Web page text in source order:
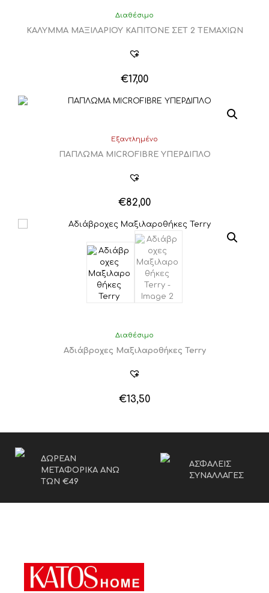
Διαθέσιμο
ΚΑΛΥΜΜΑ ΜΑΞΙΛΑΡΙΟΥ ΚΑΠΙΤΟΝΕ ΣΕΤ 2 ΤΕΜΑΧΙΩΝ
€17,00
Εξαντλημένο
ΠΑΠΛΩΜΑ MICROFIBRE ΥΠΕΡΔΙΠΛΟ
€82,00
Διαθέσιμο
Αδιάβροχες Μαξιλαροθήκες Terry
€13,50
ΔΩΡΕΑΝ
ΜΕΤΑΦΟΡΙΚΑ ΑΝΩ
ΤΩΝ €49
ΑΣΦΑΛΕΙΣ
ΣΥΝΑΛΛΑΓΕΣ